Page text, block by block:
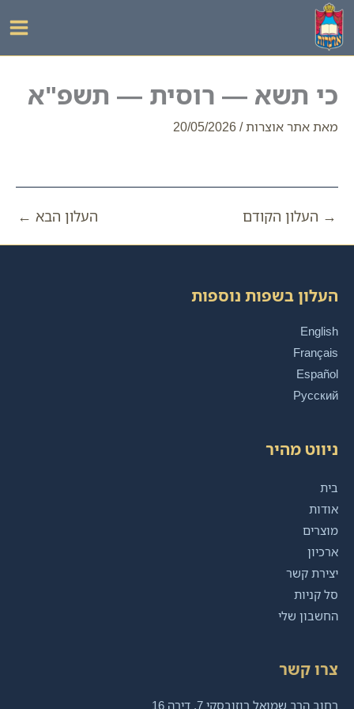
דילוג
לתוכן
כי תשא — רוסית — תשפ"א
מאתאתר אוצרות/
20/05/2026
→ העלון הקודם העלון הבא ←
העלון בשפות נוספות
English
Français
Español
Русский
ניווט מהיר
בית
אודות
מוצרים
ארכיון
יצירת קשר
סל קניות
החשבון שלי
צרו קשר
רחוב הרב שמואל רוזובסקי 7, דירה 16